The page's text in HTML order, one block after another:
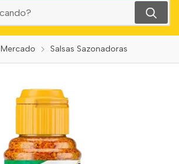
Mercado Salsas Sazonadoras